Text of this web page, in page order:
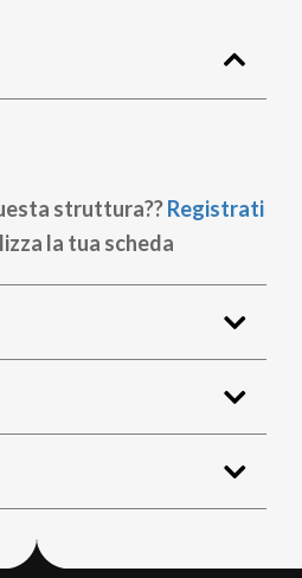
struttura??Registrati
la tua scheda